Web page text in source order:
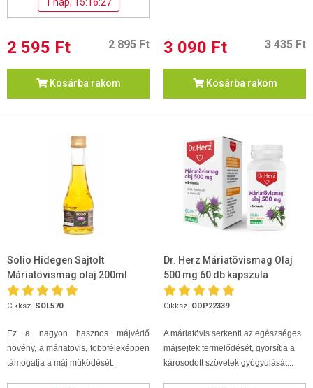
2 595 Ft 2 895 Ft
Kosárba rakom
3 090 Ft 3 435 Ft
Kosárba rakom
Solio Hidegen Sajtolt
Máriatövismag olaj 200ml
Cikksz. SOL570
Ez a nagyon hasznos májvédő
növény, a máriatövis, többféleképpen
támogatja a máj működését.
Dr. Herz Máriatövismag Olaj
500 mg 60 db kapszula
Cikksz. ODP22339
A máriatövis serkenti az egészséges
májsejtek termelődését, gyorsítja a
károsodott szövetek gyógyulását...